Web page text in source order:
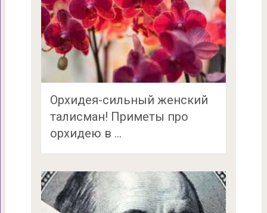
Орхидея-сильный женский
талисман! Приметы про
орхидею в …